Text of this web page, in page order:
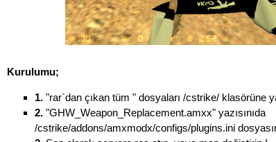
Kurulumu;
1. "rar`dan çıkan tüm " dosyaları /cstrike/ klasörüne
2. "GHW_Weapon_Replacement.amxx" yazısınıda
/cstrike/addons/amxmodx/configs/plugins.ini